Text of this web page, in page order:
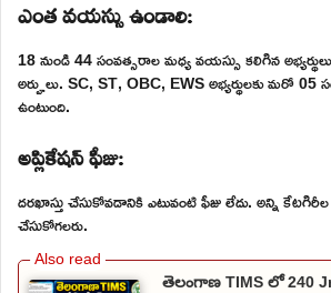
ఎంత వయస్సు ఉండాలి:
18 నుండి 44 సంవత్సరాల మధ్య వయస్సు కలిగిన
అర్హులు. SC, ST, OBC, EWS అభ్యర్థులకు మరో
ఉంటుంది.
అప్లికేషన్ ఫీజు:
దరఖాస్తు చేసుకోవడానికి ఎటువంటి ఫీజు లేదు. అన్ని కేటగిరీల
చేసుకోగలరు.
తెలంగాణ TIMS లో 240